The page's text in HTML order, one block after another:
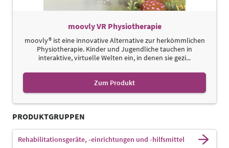
moovly VR Physiotherapie
moovly® ist eine innovative Alternative zur herkömmlichen
Physiotherapie. Kinder und Jugendliche tauchen in
interaktive, virtuelle Welten ein, in denen sie gezi...
Zum Produkt
PRODUKTGRUPPEN
Rehabilitationsgeräte, -einrichtungen und -hilfsmittel